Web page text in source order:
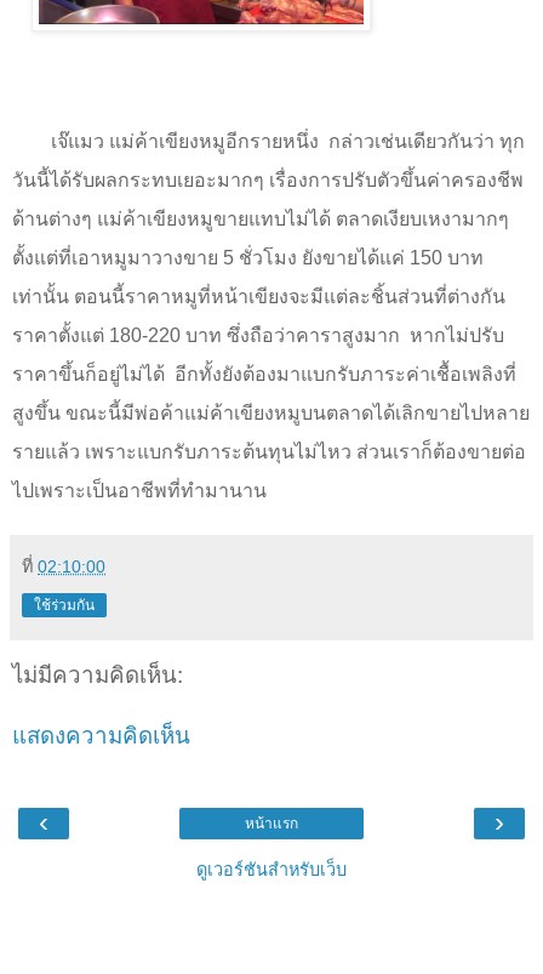
เจ๊แมว แม่ค้าเขียงหมูอีกรายหนึ่ง กล่าวเช่นเดียวกันว่า ทุก
วันนี้ได้รับผลกระทบเยอะมากๆ เรื่องการปรับตัวขึ้นค่าครองชีพ
ด้านต่างๆ แม่ค้าเขียงหมูขายแทบไม่ได้ ตลาดเงียบเหงามากๆ
ตั้งแต่ที่เอาหมูมาวางขาย 5 ชั่วโมง ยังขายได้แค่ 150 บาท
เท่านั้น ตอนนี้ราคาหมูที่หน้าเขียงจะมีแต่ละชิ้นส่วนที่ต่างกัน
ราคาตั้งแต่ 180-220 บาท ซึ่งถือว่าคาราสูงมาก หากไม่ปรับ
ราคาขึ้นก็อยู่ไม่ได้ อีกทั้งยังต้องมาแบกรับภาระค่าเชื้อเพลิงที่
สูงขึ้น ขณะนี้มีพ่อค้าแม่ค้าเขียงหมูบนตลาดได้เลิกขายไปหลาย
รายแล้ว เพราะแบกรับภาระต้นทุนไม่ไหว ส่วนเราก็ต้องขายต่อ
ไปเพราะเป็นอาชีพที่ทำมานาน
ที่ 02:10:00
ใช้ร่วมกัน
ไม่มีความคิดเห็น:
แสดงความคิดเห็น
‹ ›
หน้าแรก
ดูเวอร์ชันสำหรับเว็บ